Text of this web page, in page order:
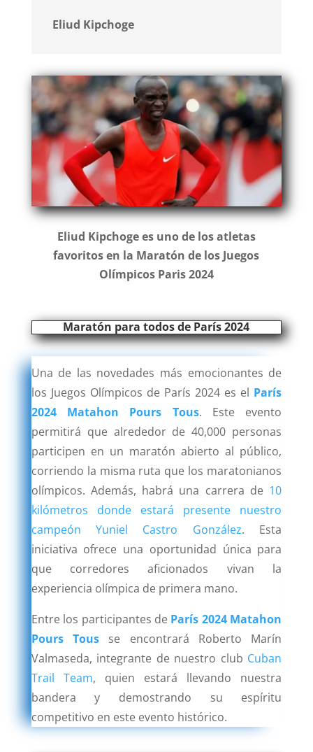
Eliud Kipchoge
Eliud Kipchoge es uno de los atletas
favoritos en la Maratón de los Juegos
Olímpicos Paris 2024
Maratón para todos de París 2024
Una de las novedades más emocionantes de
los Juegos Olímpicos de París 2024 es el París
2024 Matahon Pours Tous. Este evento
permitirá que alrededor de 40,000 personas
participen en un maratón abierto al público,
corriendo la misma ruta que los maratonianos
olímpicos. Además, habrá una carrera de 10
kilómetros donde estará presente nuestro
campeón Yuniel Castro González. Esta
iniciativa ofrece una oportunidad única para
que corredores aficionados vivan la
experiencia olímpica de primera mano.
Entre los participantes de París 2024 Matahon
Pours Tous se encontrará Roberto Marín
Valmaseda, integrante de nuestro club Cuban
Trail Team, quien estará llevando nuestra
bandera y demostrando su espíritu
competitivo en este evento histórico.